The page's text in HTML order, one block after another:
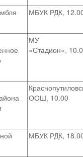
МБУК РДК,
МУ
«Стадион»,
ООШ, 10.00
МБУК РДК,